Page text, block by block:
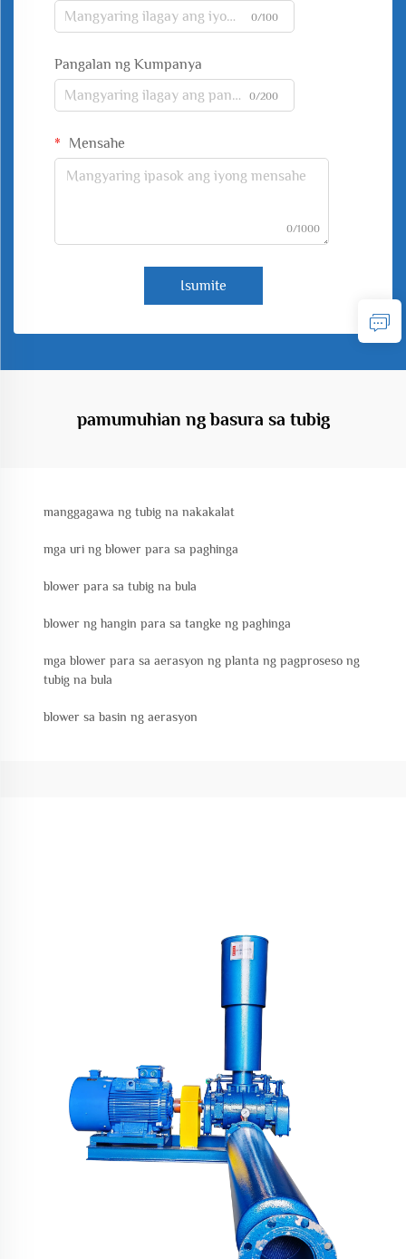
0/100
Pangalan ng Kumpanya
0/200
Mensahe
0/1000
Isumite
pamumuhian ng basura sa tubig
manggagawa ng tubig na nakakalat
mga uri ng blower para sa paghinga
blower para sa tubig na bula
blower ng hangin para sa tangke ng paghinga
mga blower para sa aerasyon ng planta ng pagproseso ng
tubig na bula
blower sa basin ng aerasyon